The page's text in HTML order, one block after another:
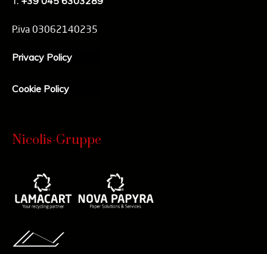
P.iva 03062140235
Privacy Policy
Cookie Policy
Nicolis-Gruppe